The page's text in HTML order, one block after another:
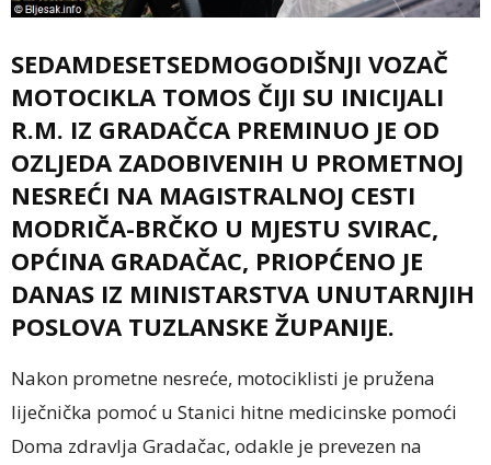
SEDAMDESETSEDMOGODIŠNJI VOZAČ
MOTOCIKLA TOMOS ČIJI SU INICIJALI
R.M. IZ GRADAČCA PREMINUO JE OD
OZLJEDA ZADOBIVENIH U PROMETNOJ
NESREĆI NA MAGISTRALNOJ CESTI
MODRIČA-BRČKO U MJESTU SVIRAC,
OPĆINA GRADAČAC, PRIOPĆENO JE
DANAS IZ MINISTARSTVA UNUTARNJIH
POSLOVA TUZLANSKE ŽUPANIJE.
Nakon prometne nesreće, motociklisti je pružena
liječnička pomoć u Stanici hitne medicinske pomoći
Doma zdravlja Gradačac, odakle je prevezen na